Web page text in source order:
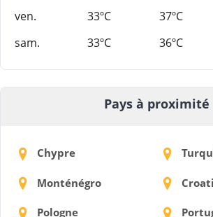
ven.
33ºC
37ºC
sam.
33ºC 36ºC
Pays à proximité
Chypre
Monténégro
Pologne